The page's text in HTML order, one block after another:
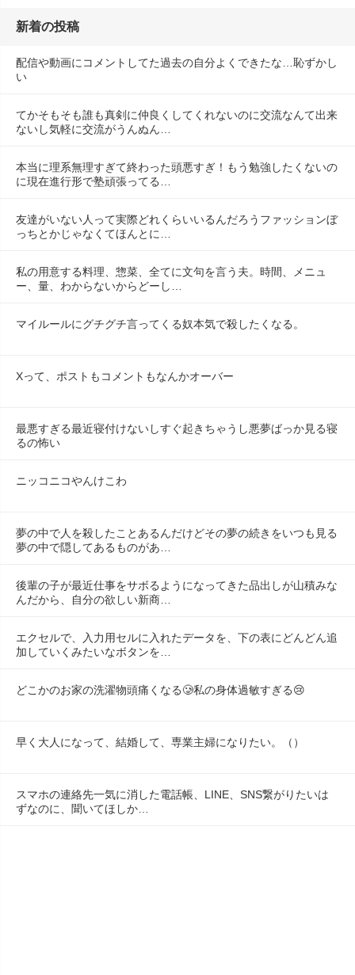
新着の投稿
配信や動画にコメントしてた過去の自分よくできたな…恥ずかし
い
てかそもそも誰も真剣に仲良くしてくれないのに交流なんて出来
ないし気軽に交流がうんぬん…
本当に理系無理すぎて終わった頭悪すぎ！もう勉強したくないの
に現在進行形で塾頑張ってる…
友達がいない人って実際どれくらいいるんだろうファッションぼ
っちとかじゃなくてほんとに…
私の用意する料理、惣菜、全てに文句を言う夫。時間、メニュ
ー、量、わからないからどーし…
マイルールにグチグチ言ってくる奴本気で殺したくなる。
Xって、ポストもコメントもなんかオーバー
最悪すぎる最近寝付けないしすぐ起きちゃうし悪夢ばっか見る寝
るの怖い
ニッコニコやんけこわ
夢の中で人を殺したことあるんだけどその夢の続きをいつも見る
夢の中で隠してあるものがあ…
後輩の子が最近仕事をサボるようになってきた品出しが山積みな
んだから、自分の欲しい新商…
エクセルで、入力用セルに入れたデータを、下の表にどんどん追
加していくみたいなボタンを…
どこかのお家の洗濯物頭痛くなる🥲私の身体過敏すぎる😢
早く大人になって、結婚して、専業主婦になりたい。（）
スマホの連絡先一気に消した電話帳、LINE、SNS繋がりたいは
ずなのに、聞いてほしか…